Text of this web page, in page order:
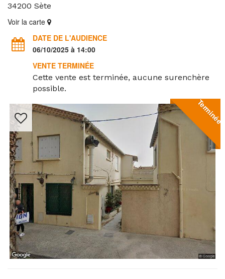
34200 Sète
Voir la carte
DATE DE L'AUDIENCE
06/10/2025 à 14:00
VENTE TERMINÉE
Cette vente est terminée, aucune surenchère
possible.
Terminée